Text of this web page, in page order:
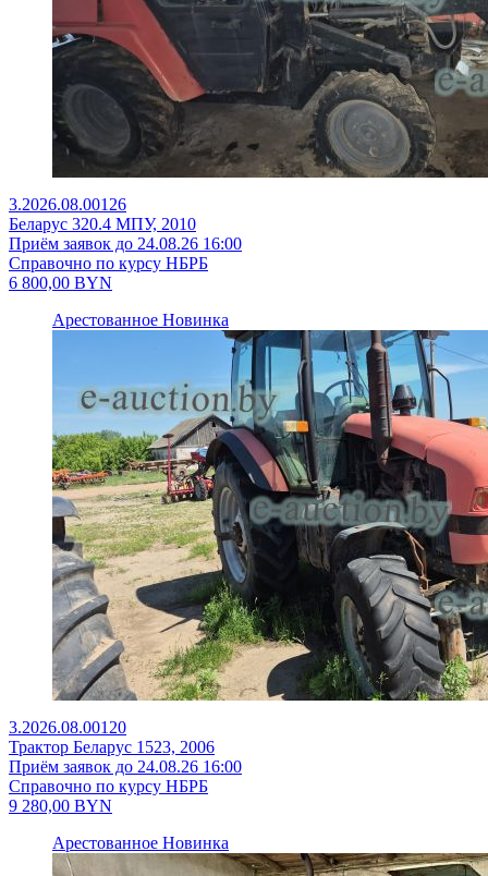
3.2026.08.00126
Беларус 320.4 МПУ, 2010
Приём заявок до 24.08.26 16:00
Справочно по курсу НБРБ
6 800,00 BYN
Арестованное Новинка
3.2026.08.00120
Трактор Беларус 1523, 2006
Приём заявок до 24.08.26 16:00
Справочно по курсу НБРБ
9 280,00 BYN
Арестованное Новинка